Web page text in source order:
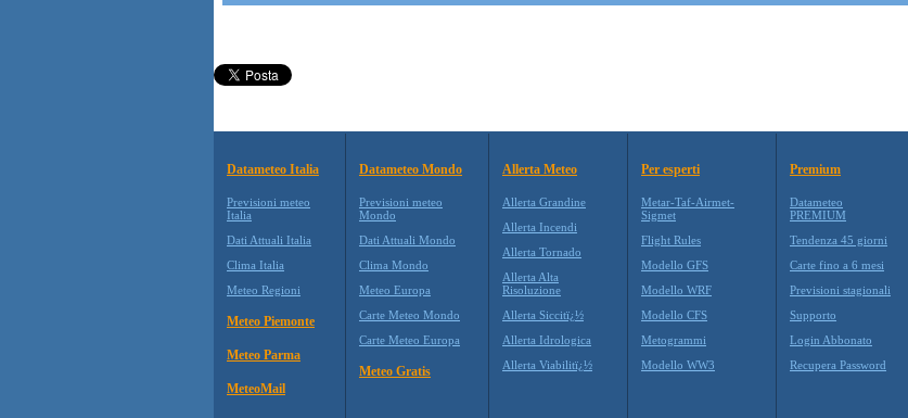
Datameteo Italia
Previsioni meteo
Italia
Dati Attuali Italia
Clima Italia
Meteo Regioni
Meteo Piemonte
Meteo Parma
MeteoMail
Datameteo Mondo
Previsioni meteo
Mondo
Dati Attuali Mondo
Clima Mondo
Meteo Europa
Carte Meteo Mondo
Carte Meteo Europa
Meteo Gratis
Allerta Meteo
Allerta Grandine
Allerta Incendi
Allerta Tornado
Allerta Alta
Risoluzione
Allerta Siccitï¿½
Allerta Idrologica
Allerta Viabilitï¿½
Per esperti
Metar-Taf-Airmet-
Sigmet
Flight Rules
Modello GFS
Modello WRF
Modello CFS
Metogrammi
Modello WW3
Premium
Datameteo
PREMIUM
Tendenza 45 giorni
Carte fino a 6 mesi
Previsioni stagionali
Supporto
Login Abbonato
Recupera Password